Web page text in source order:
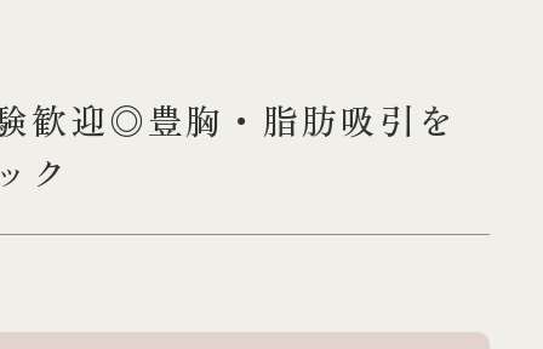
歓迎◎豊胸・脂肪吸引を
ク